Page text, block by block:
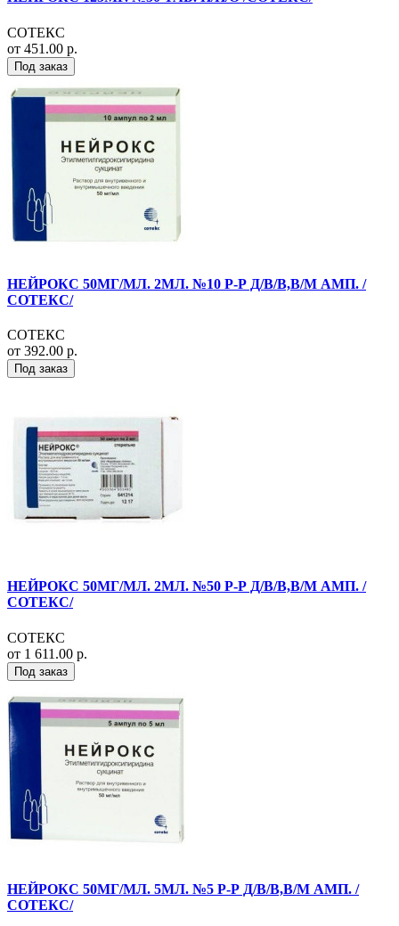
СОТЕКС
от 451.00 р.
Под заказ
НЕЙРОКС 50МГ/МЛ. 2МЛ. №10 Р-Р Д/В/В,В/М АМП. /
СОТЕКС/
СОТЕКС
от 392.00 р.
Под заказ
НЕЙРОКС 50МГ/МЛ. 2МЛ. №50 Р-Р Д/В/В,В/М АМП. /
СОТЕКС/
СОТЕКС
от 1 611.00 р.
Под заказ
НЕЙРОКС 50МГ/МЛ. 5МЛ. №5 Р-Р Д/В/В,В/М АМП. /
СОТЕКС/